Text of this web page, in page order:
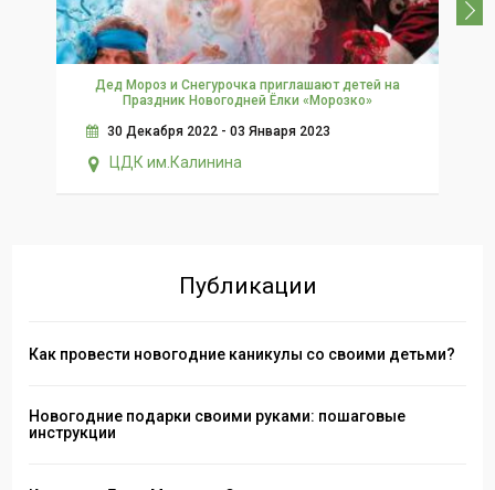
Дед Мороз и Снегурочка приглашают детей на
Праздник Новогодней Ёлки «Морозко»
30 Декабря 2022 - 03 Января 2023
ЦДК им.Калинина
Публикации
Как провести новогодние каникулы со своими детьми?
Новогодние подарки своими руками: пошаговые
инструкции